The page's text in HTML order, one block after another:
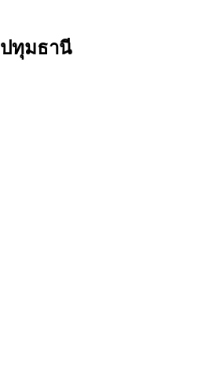
ทุมธานี